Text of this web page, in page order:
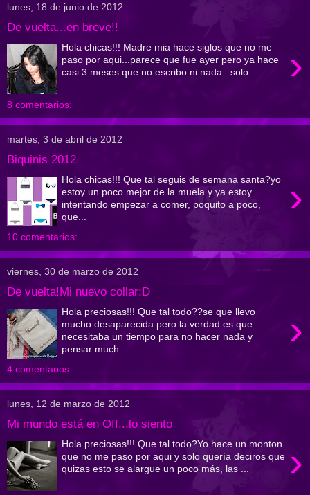
lunes, 18 de junio de 2012
De vuelta...en breve!!
›
Hola chicas!!! Madre mia hace siglos que no me
paso por aqui...parece que fue ayer pero ya hace
casi 3 meses que no escribo ni nada...solo ...
8 comentarios:
martes, 3 de abril de 2012
Biquinis 2012
›
Hola chicas!!! Que tal seguis de semana santa?yo
estoy un poco mejor de la muela y ya estoy
intentando empezar a comer, poquito a poco,
que...
10 comentarios:
viernes, 30 de marzo de 2012
De vuelta!Mi nuevo collar:D
›
Hola preciosas!!! Que tal todo??se que llevo
mucho desaparecida pero la verdad es que
necesitaba un tiempo para no hacer nada y
pensar much...
4 comentarios:
lunes, 12 de marzo de 2012
Mi mundo está en Off...lo siento
›
Hola preciosas!!! Que tal todo?Yo hace un monton
que no me paso por aqui y solo quería deciros que
quizas esto se alargue un poco más, las ...